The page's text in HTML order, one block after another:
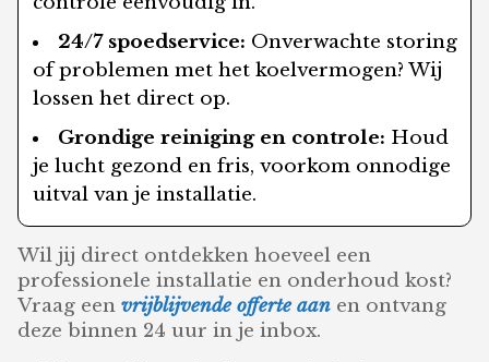
24/7 spoedservice: Onverwachte storing
of problemen met het koelvermogen? Wij
lossen het direct op.
Grondige reiniging en controle: Houd
je lucht gezond en fris, voorkom onnodige
uitval van je installatie.
Wil jij direct ontdekken hoeveel een
professionele installatie en onderhoud kost?
Vraag eenvrijblijvende offerte aan en ontvang
deze binnen 24 uur in je inbox.